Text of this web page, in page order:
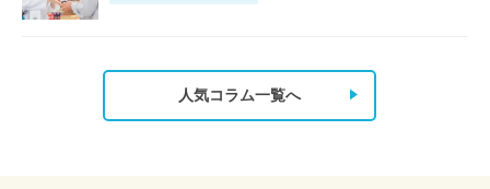
人気コラム一覧へ